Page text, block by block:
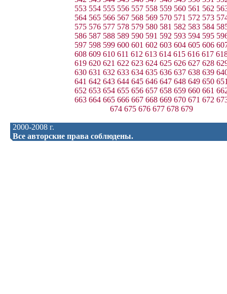
553 554 555 556 557 558 559 560 561 562
564 565 566 567 568 569 570 571 572 573
575 576 577 578 579 580 581 582 583 584
586 587 588 589 590 591 592 593 594 595
597 598 599 600 601 602 603 604 605 606
608 609 610 611 612 613 614 615 616 617
619 620 621 622 623 624 625 626 627 628
630 631 632 633 634 635 636 637 638 639
641 642 643 644 645 646 647 648 649 650
652 653 654 655 656 657 658 659 660 661
663 664 665 666 667 668 669 670 671 672
674 675 676 677 678 679
2000-2008 г.
Все авторские права соблюдены.